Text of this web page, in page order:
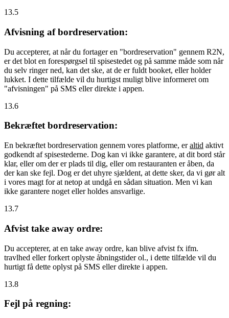
13.5
Afvisning af bordreservation:
Du accepterer, at når du fortager en "bordreservation" gennem R2N,
er det blot en forespørgsel til spisestedet og på samme måde som når
du selv ringer ned, kan det ske, at de er fuldt booket, eller holder
lukket. I dette tilfælde vil du hurtigst muligt blive informeret om
"afvisningen" på SMS eller direkte i appen.
13.6
Bekræftet bordreservation:
En bekræftet bordreservation gennem vores platforme, eraltid aktivt
godkendt af spisestederne. Dog kan vi ikke garantere, at dit bord står
klar, eller om der er plads til dig, eller om restauranten er åben, da
der kan ske fejl. Dog er det uhyre sjældent, at dette sker, da vi gør alt
i vores magt for at netop at undgå en sådan situation. Men vi kan
ikke garantere noget eller holdes ansvarlige.
13.7
Afvist take away ordre:
Du accepterer, at en take away ordre, kan blive afvist fx ifm.
travlhed eller forkert oplyste åbningstider ol., i dette tilfælde vil du
hurtigt få dette oplyst på SMS eller direkte i appen.
13.8
Fejl på regning: